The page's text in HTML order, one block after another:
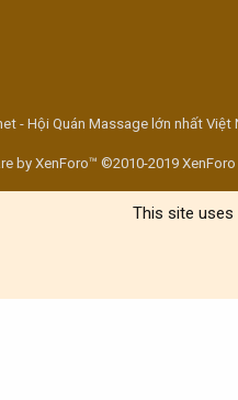
- Hội Quán Massage lớn nhất Việt
by XenForo™ ©2010-2019
This site uses